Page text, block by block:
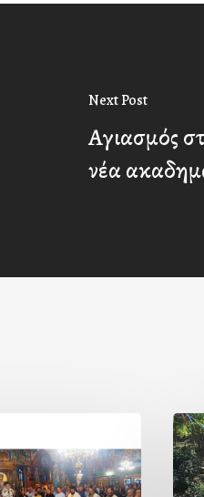
Next Post
Αγιασμός
νέα
Με
την
β΄